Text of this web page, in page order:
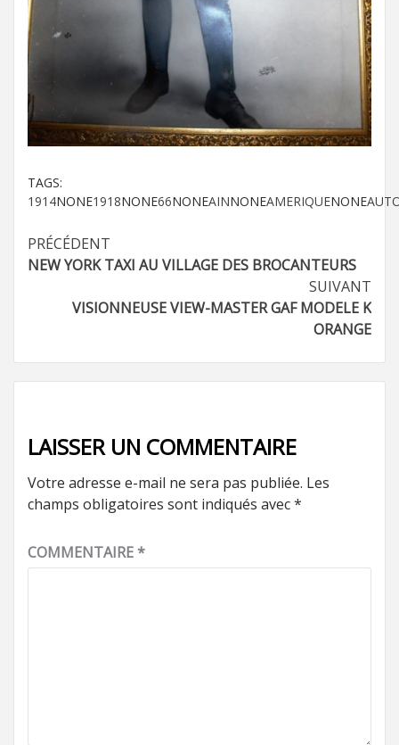
TAGS:
1914NONE1918NONE66NONEAINNONEAMERIQUENONE
Navigation
d’article
PRÉCÉDENT
NEW YORK TAXI AU VILLAGE DES BROCANTEURS
SUIVANT
VISIONNEUSE VIEW-MASTER GAF MODELE K
ORANGE
LAISSER UN COMMENTAIRE
Votre adresse e-mail ne sera pas publiée. Les
champs obligatoires sont indiqués avec*
COMMENTAIRE*